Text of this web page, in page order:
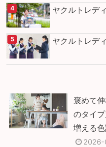
ヤクルトレデ
ヤクルトレデ
褒めて
のタイ
増える